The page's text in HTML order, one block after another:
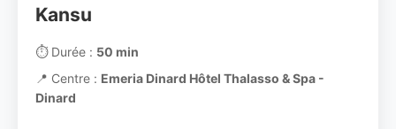
Kansu
⏱️Durée : 50 min
📍 Centre : Emeria Dinard Hôtel Thalasso & Spa -
Dinard